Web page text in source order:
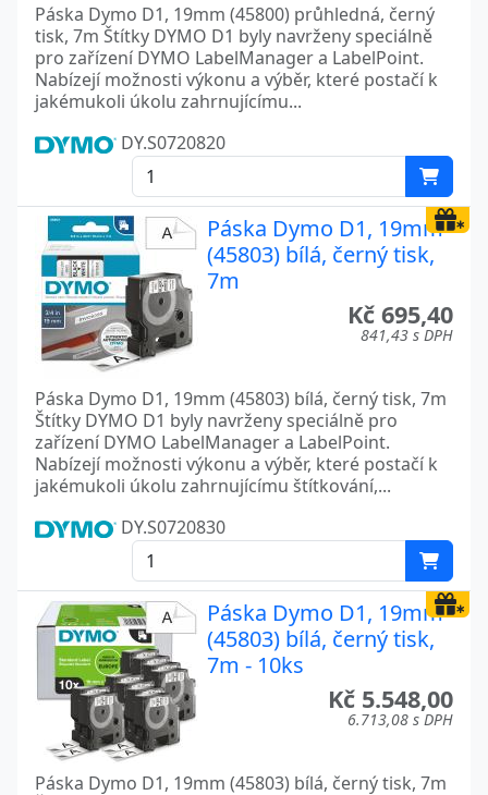
Páska Dymo D1, 19mm (45800) průhledná, černý
tisk, 7m Štítky DYMO D1 byly navrženy speciálně
pro zařízení DYMO LabelManager a LabelPoint.
Nabízejí možnosti výkonu a výběr, které postačí k
jakémukoli úkolu zahrnujícímu...
DY.S0720820
Páska Dymo D1, 19mm
(45803) bílá, černý tisk,
7m
Kč 695,40
841,43 s DPH
Páska Dymo D1, 19mm (45803) bílá, černý tisk, 7m
Štítky DYMO D1 byly navrženy speciálně pro
zařízení DYMO LabelManager a LabelPoint.
Nabízejí možnosti výkonu a výběr, které postačí k
jakémukoli úkolu zahrnujícímu štítkování,...
DY.S0720830
Páska Dymo D1, 19mm
(45803) bílá, černý tisk,
7m - 10ks
Kč 5.548,00
6.713,08 s DPH
Páska Dymo D1, 19mm (45803) bílá, černý tisk, 7m